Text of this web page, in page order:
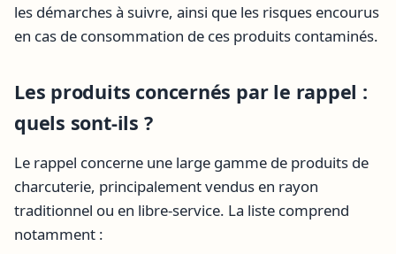
les démarches à suivre, ainsi que les risques encourus
en cas de consommation de ces produits contaminés.
Les produits concernés par le rappel :
quels sont-ils ?
Le rappel concerne une large gamme de produits de
charcuterie, principalement vendus en rayon
traditionnel ou en libre-service. La liste comprend
notamment :